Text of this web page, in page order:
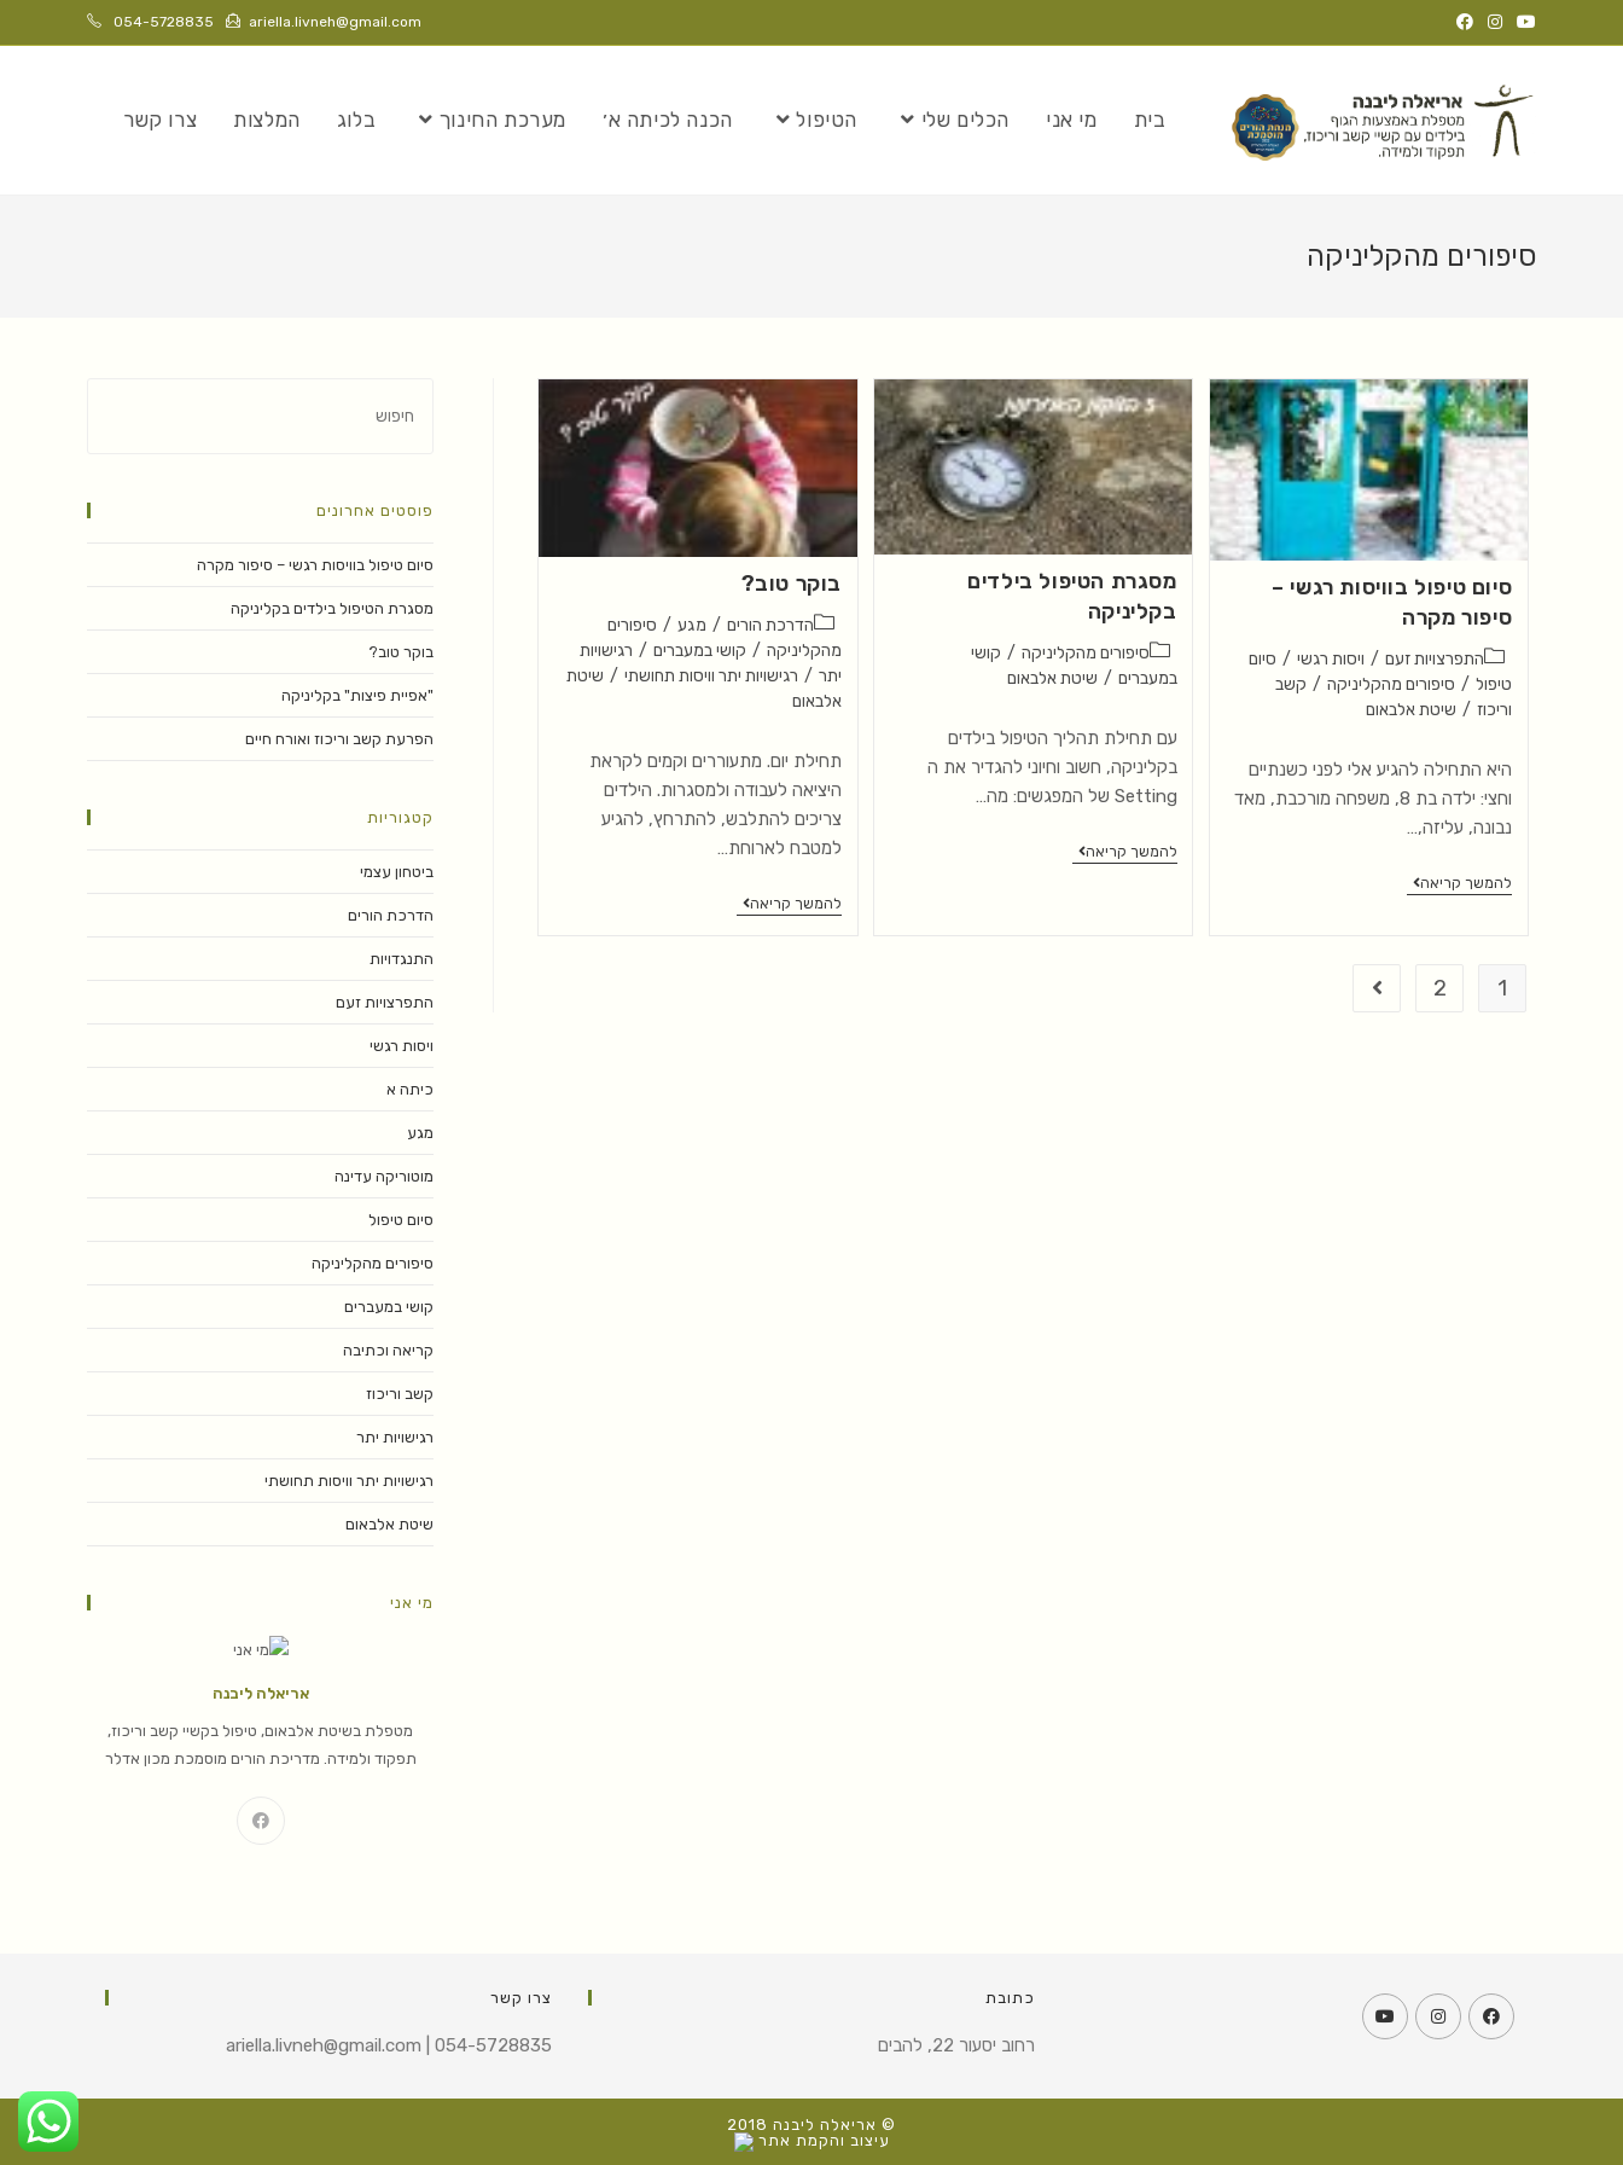
054-5728835 ariella.livneh@gmail.com
בית מי אני הכלים שלי הטיפול הכנה לכיתה א׳ מערכת החינוך בלוג המלצות צרו קשר
סיפורים מהקליניקה
סיום טיפול בוויסות רגשי –
סיפור מקרה
התפרצויות זעם / ויסות רגשי / סיום
טיפול / סיפורים מהקליניקה / קשב
וריכוז / שיטת אלבאום
היא התחילה להגיע אלי לפני כשנתיים
וחצי: ילדה בת 8, משפחה מורכבת, מאד
נבונה, עליזה,…
להמשך קריאה
מסגרת הטיפול בילדים
בקליניקה
סיפורים מהקליניקה / קושי
במעברים / שיטת אלבאום
עם תחילת תהליך הטיפול בילדים
בקליניקה, חשוב וחיוני להגדיר את ה
Setting של המפגשים: מה…
להמשך קריאה
בוקר טוב?
הדרכת הורים / מגע / סיפורים
מהקליניקה / קושי במעברים / רגישויות
יתר / רגישויות יתר וויסות תחושתי / שיטת
אלבאום
תחילת יום. מתעוררים וקמים לקראת
היציאה לעבודה ולמסגרות. הילדים
צריכים להתלבש, להתרחץ, להגיע
למטבח לארוחת…
להמשך קריאה
1
2
פוסטים אחרונים
סיום טיפול בוויסות רגשי – סיפור מקרה
מסגרת הטיפול בילדים בקליניקה
בוקר טוב?
"אפיית פיצות" בקליניקה
הפרעת קשב וריכוז ואורח חיים
קטגוריות
ביטחון עצמי
הדרכת הורים
התנגדויות
התפרצויות זעם
ויסות רגשי
כיתה א
מגע
מוטוריקה עדינה
סיום טיפול
סיפורים מהקליניקה
קושי במעברים
קריאה וכתיבה
קשב וריכוז
רגישויות יתר
רגישויות יתר וויסות תחושתי
שיטת אלבאום
מי אני
אריאלה ליבנה
מטפלת בשיטת אלבאום, טיפול בקשיי קשב וריכוז,
תפקוד ולמידה. מדריכת הורים מוסמכת מכון אדלר
צרו קשר
ariella.livneh@gmail.com | 054-5728835
כתובת
רחוב יסעור 22, להבים
© אריאלה ליבנה 2018
עיצוב והקמת אתר